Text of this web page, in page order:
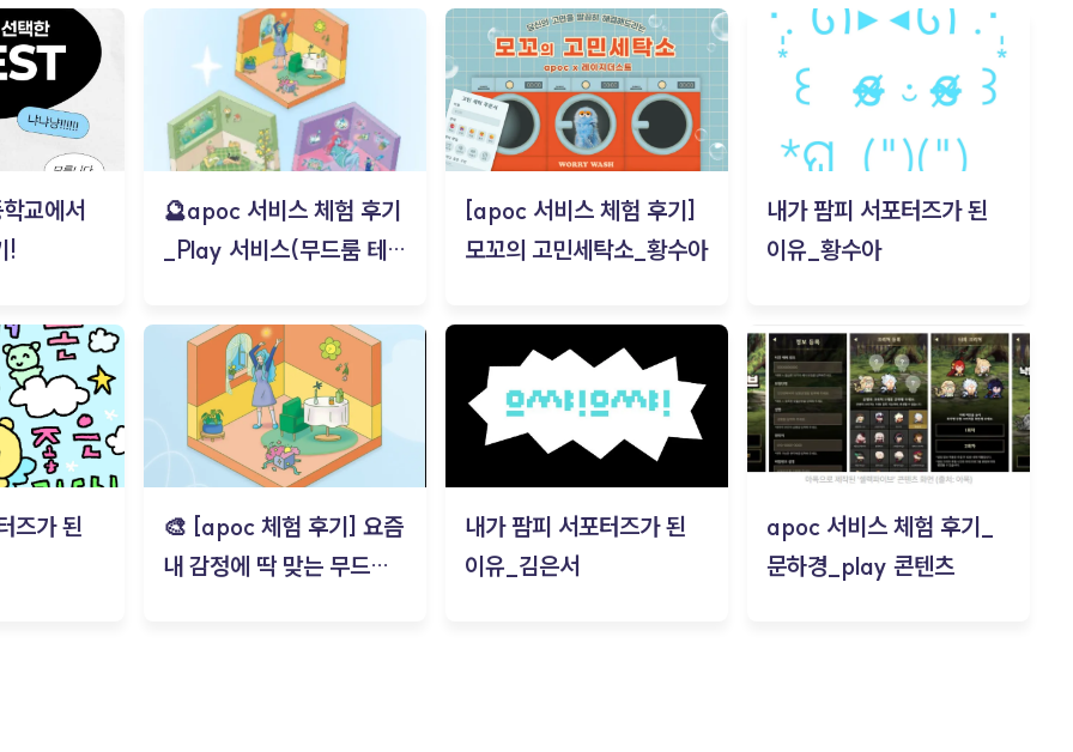
교에서
!
🔮apoc 서비스 체험 후기
_Play 서비스(무드룸 테스
[apoc 서비스 체험 후기]
모꼬의 고민세탁소_황수아
내가 팜피 서포터즈가 된
이유_황수아
즈가 된
🎨 [apoc 체험 후기] 요즘
내 감정에 딱 맞는 무드룸
내가 팜피 서포터즈가 된
이유_김은서
apoc 서비스 체험 후기_
문하경_play 콘텐츠